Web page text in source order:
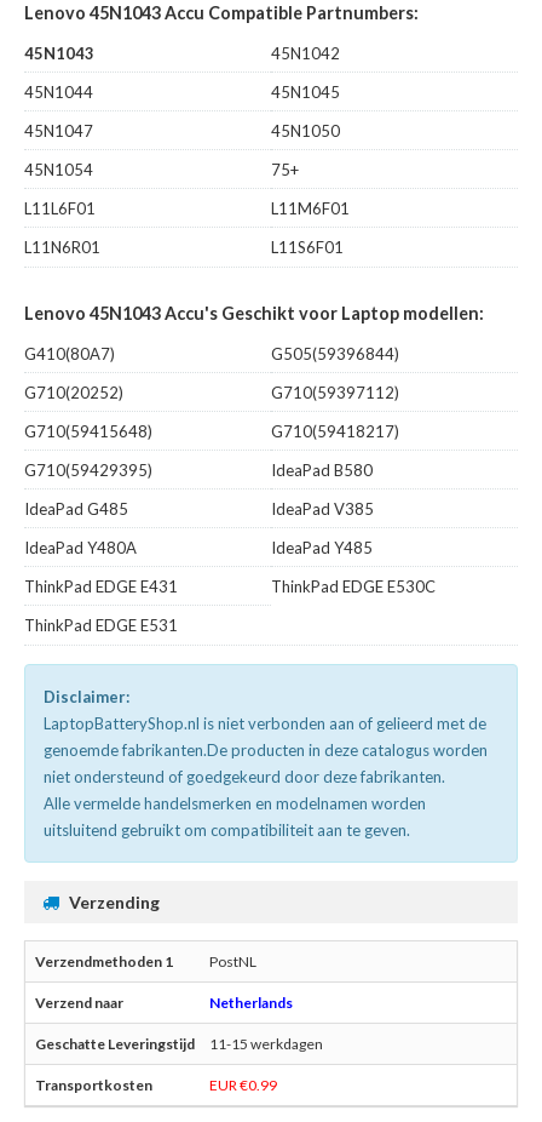
Lenovo 45N1043 Accu Compatible Partnumbers:
45N1043
45N1042
45N1044
45N1045
45N1047
45N1050
45N1054
75+
L11L6F01
L11M6F01
L11N6R01
L11S6F01
Lenovo 45N1043 Accu's Geschikt voor Laptop modellen:
G410(80A7)
G505(59396844)
G710(20252)
G710(59397112)
G710(59415648)
G710(59418217)
G710(59429395)
IdeaPad B580
IdeaPad G485
IdeaPad V385
IdeaPad Y480A
IdeaPad Y485
ThinkPad EDGE E431
ThinkPad EDGE E530C
ThinkPad EDGE E531
Disclaimer:
LaptopBatteryShop.nl is niet verbonden aan of gelieerd met de
genoemde fabrikanten.De producten in deze catalogus worden
niet ondersteund of goedgekeurd door deze fabrikanten.
Alle vermelde handelsmerken en modelnamen worden
uitsluitend gebruikt om compatibiliteit aan te geven.
Verzending
PostNL
Netherlands
11-15 werkdagen
EUR €0.99